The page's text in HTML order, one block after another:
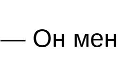
— Он